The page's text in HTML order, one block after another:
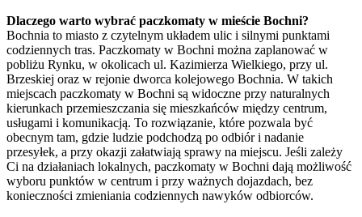
Dlaczego warto wybrać paczkomaty w mieście Bochni?
Bochnia to miasto z czytelnym układem ulic i silnymi punktami
codziennych tras. Paczkomaty w Bochni można zaplanować w
pobliżu Rynku, w okolicach ul. Kazimierza Wielkiego, przy ul.
Brzeskiej oraz w rejonie dworca kolejowego Bochnia. W takich
miejscach paczkomaty w Bochni są widoczne przy naturalnych
kierunkach przemieszczania się mieszkańców między centrum,
usługami i komunikacją. To rozwiązanie, które pozwala być
obecnym tam, gdzie ludzie podchodzą po odbiór i nadanie
przesyłek, a przy okazji załatwiają sprawy na miejscu. Jeśli zależy
Ci na działaniach lokalnych, paczkomaty w Bochni dają możliwość
wyboru punktów w centrum i przy ważnych dojazdach, bez
konieczności zmieniania codziennych nawyków odbiorców.